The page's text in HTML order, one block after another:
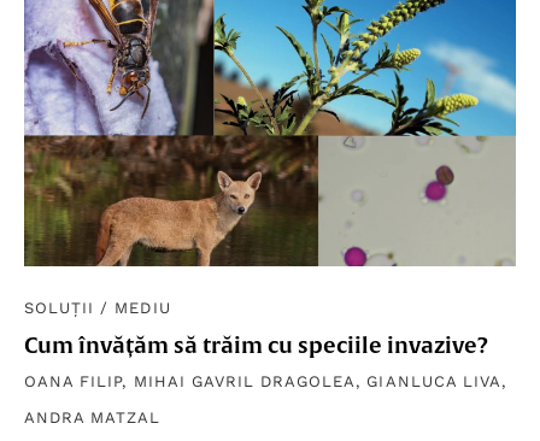
SOLUȚII / MEDIU
Cum învățăm să trăim cu speciile invazive?
OANA FILIP, MIHAI GAVRIL DRAGOLEA , GIANLUCA LIVA ,
ANDRA MATZAL